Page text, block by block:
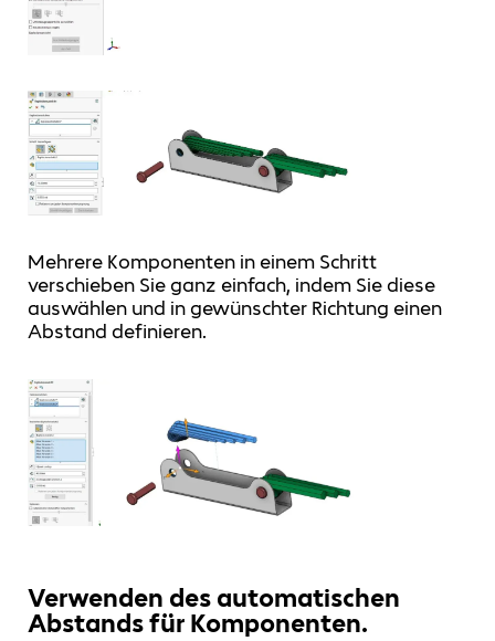
Mehrere Komponenten in einem Schritt
verschieben Sie ganz einfach, indem Sie diese
auswählen und in gewünschter Richtung einen
Abstand definieren.
Verwenden des automatischen
Abstands für Komponenten.